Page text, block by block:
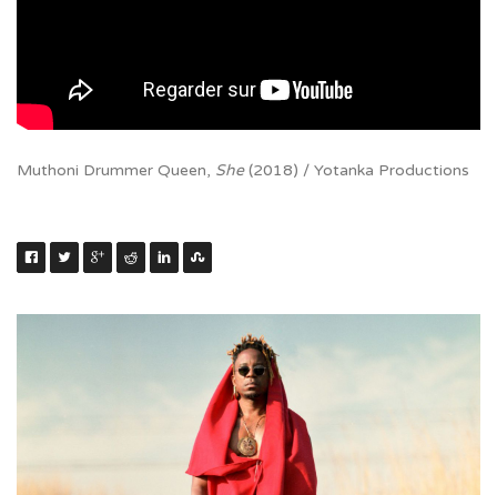
Muthoni Drummer Queen, She(2018) / Yotanka Productions